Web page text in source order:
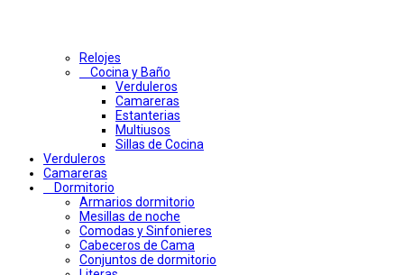
Relojes
Cocina y Baño
Verduleros
Camareras
Estanterias
Multiusos
Sillas de Cocina
Verduleros
Camareras
Dormitorio
Armarios dormitorio
Mesillas de noche
Comodas y Sinfonieres
Cabeceros de Cama
Conjuntos de dormitorio